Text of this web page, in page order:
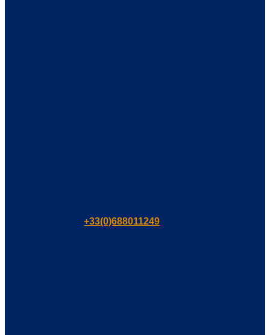
+33(0)688011249